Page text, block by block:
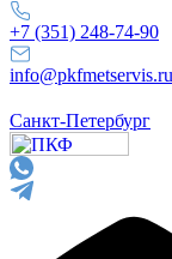
+7 (351) 248-74-90
info@pkfmetservis.ru
Санкт-Петербург